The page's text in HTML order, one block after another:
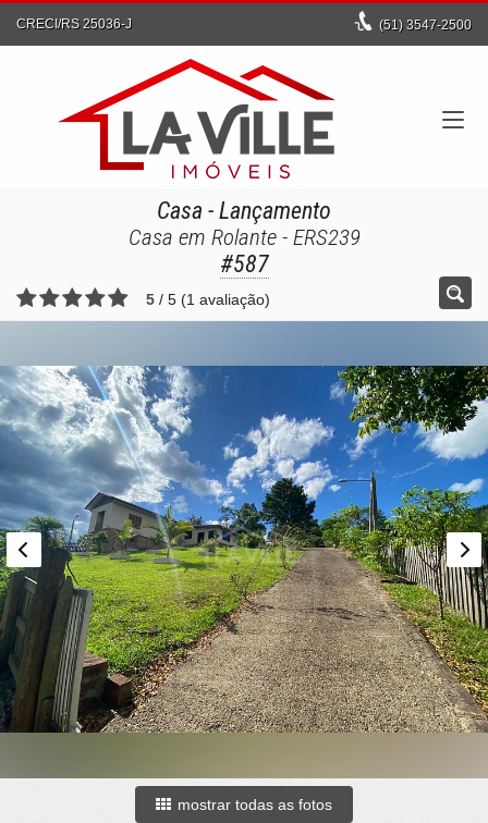
CRECI/RS 25036-J (51) 3547-2500
Casa - Lançamento
Casa em Rolante - ERS239
#587
5 / 5 (1 avaliação)
mostrar todas as fotos